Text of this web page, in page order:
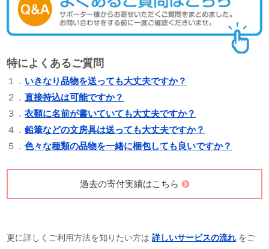
特によくあるご質問
１． いきなり品物を送っても大丈夫ですか？
２．直接持込は可能ですか？
３．衣類に名前が書いていても大丈夫ですか？
４．鉛筆などの文房具は送っても大丈夫ですか？
５．色々な種類の品物を一緒に梱包しても良いですか？
過去の寄付実績はこちら
更に詳しくご利用方法を知りたい方は詳しいサービスの流れ をご